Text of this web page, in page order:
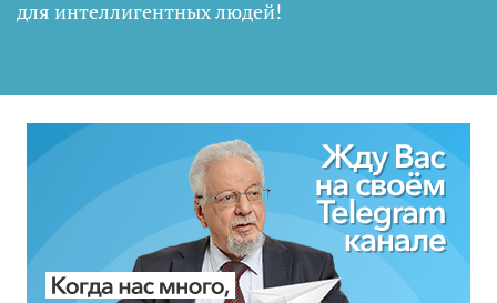
для интеллигентных людей!